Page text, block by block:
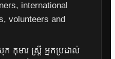
international
volunteers and
កុមារ ស្ត្រី អ្នកប្រដាល់